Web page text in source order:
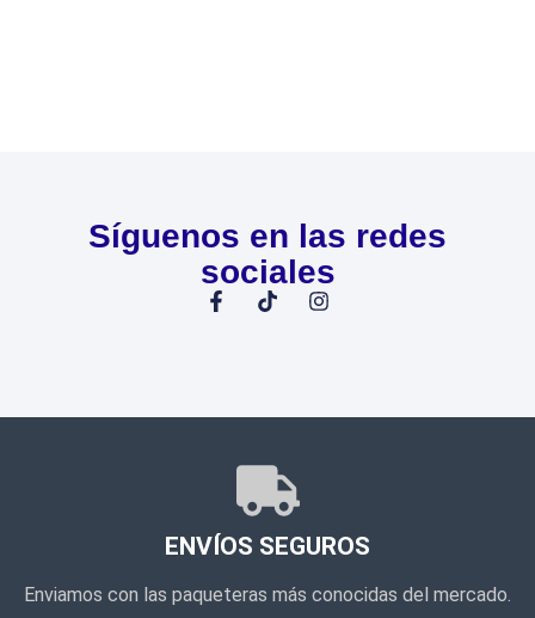
Síguenos en las redes
sociales
ENVÍOS SEGUROS
Enviamos con las paqueteras más conocidas del mercado.